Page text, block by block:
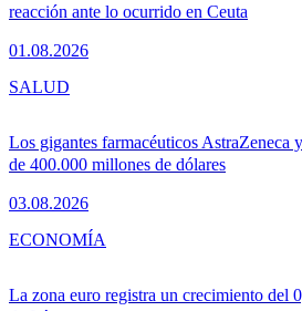
reacción ante lo ocurrido en Ceuta
01.08.2026
Los gigantes farmacéuticos AstraZeneca
de 400.000 millones de dólares
03.08.2026
SALUD
La zona euro registra un crecimiento del
ECONOMÍA